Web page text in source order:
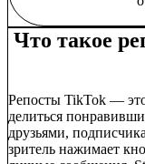
Что такое
Репосты TikTok —
делиться
друзьями,
зритель нажимает